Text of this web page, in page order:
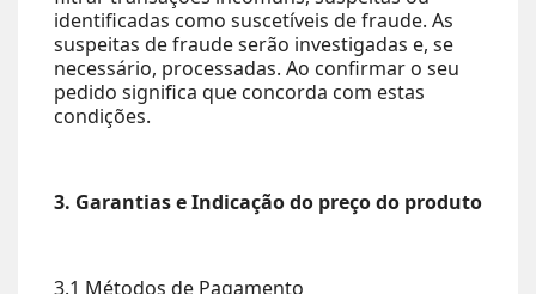
identificadas como suscetíveis de fraude. As
suspeitas de fraude serão investigadas e, se
necessário, processadas. Ao confirmar o seu
pedido significa que concorda com estas
condições.
3. Garantias e Indicação do preço do produto
3.1 Métodos de Pagamento